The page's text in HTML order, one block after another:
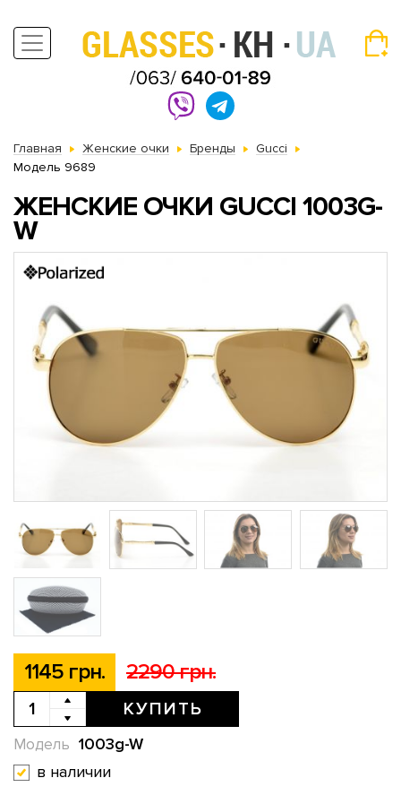
Главная Женские очки Бренды
Gucci
Модель 9689
ЖЕНСКИЕ ОЧКИ GUCCI 1003G-
W
1145 грн. 2290 грн.
КУПИТЬ
1003g-W
Модель
в наличии